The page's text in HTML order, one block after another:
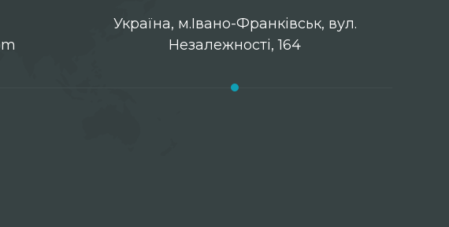
Українa, м.Івано-Франківськ, вул.
Незалежності, 164